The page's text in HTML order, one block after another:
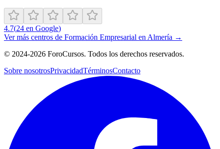
4.7(24 en Google)
Ver más centros de Formación Empresarial en Almería →
© 2024-2026 ForoCursos. Todos los derechos reservados.
Sobre nosotrosPrivacidadTérminosContacto